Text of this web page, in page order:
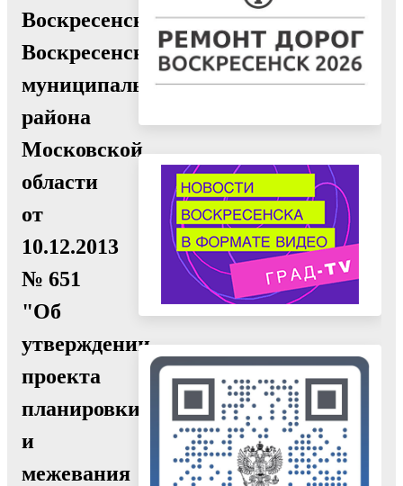
Воскресенск"
Воскресенского
муниципального
района
Московской
области
от
10.12.2013
№ 651
"Об
утверждении
проекта
планировки
и
межевания